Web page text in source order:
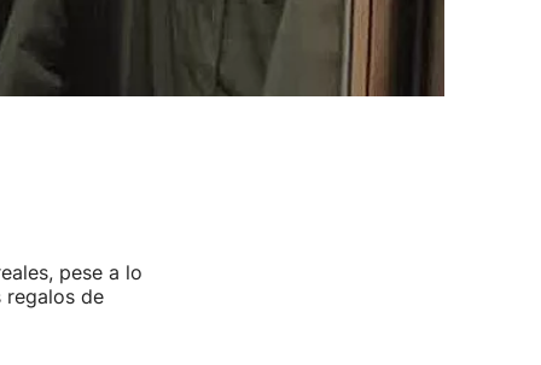
pese a lo
regalos de